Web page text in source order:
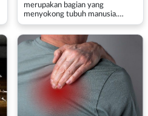
merupakan bagian yang
menyokong tubuh manusia.
Otot, tulang, dan sendi memiliki
tubuh untuk bergerak. Seiring
bertambahnya usia, masalah
otot...